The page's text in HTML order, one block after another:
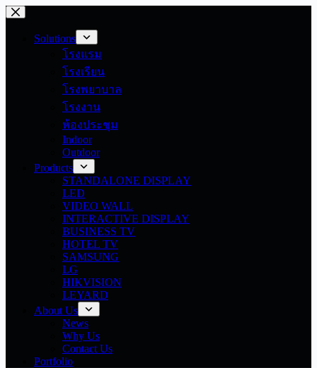
Skip
contentSolutions
โรงแรม
โรงเรียน
โรงพยาบาล
โรงงาน
ห้องประชุม
Indoor
Outdoor
Products
STANDALONE DISPLAY
LED
VIDEO WALL
INTERACTIVE DISPLAY
BUSINESS TV
HOTEL TV
SAMSUNG
LG
HIKVISION
LEYARD
About Us
News
Why Us
Contact Us
Portfolio